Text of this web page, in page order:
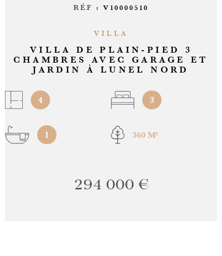
RÉF : V10000510
VILLA
VILLA DE PLAIN-PIED 3
CHAMBRES AVEC GARAGE ET
JARDIN À LUNEL NORD
4 3
1 360 M²
294 000 €